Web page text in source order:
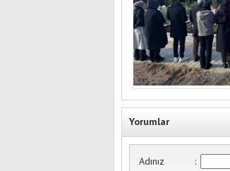
Yorumlar
Adınız :